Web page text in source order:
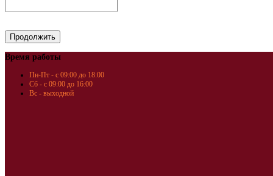
Время работы
Пн-Пт - с 09:00 до 18:00
Сб - с 09:00 до 16:00
Вс - выходной